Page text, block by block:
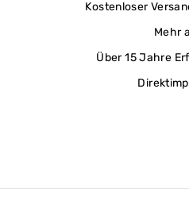
Kostenloser
Mehr
Über 15 Jahre